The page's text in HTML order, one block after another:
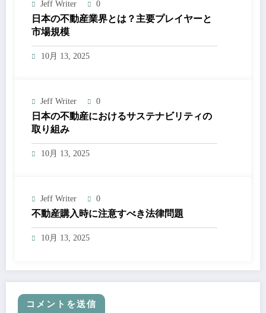
Jeff Writer 0
日本の不動産業界とは？主要プレイヤーと
市場規模
10月 13, 2025
Jeff Writer 0
日本の不動産におけるサステナビリティの
取り組み
10月 13, 2025
Jeff Writer 0
不動産購入時に注意すべき法律問題
10月 13, 2025
コメントを送信